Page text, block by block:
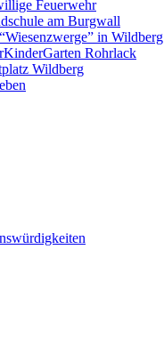
Feuerwehr
am Burgwall
in Wildberg
Rohrlack
Wildberg